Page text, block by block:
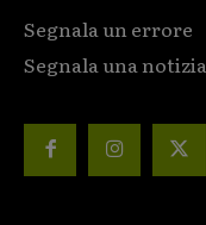
Segnala un errore
Segnala una notizia